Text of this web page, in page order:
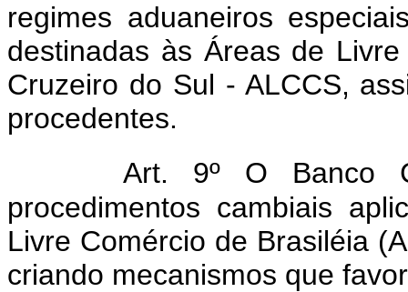
regimes aduaneiros
destinadas às Áreas de
Cruzeiro do Sul - ALCCS,
procedentes.
Art. 9º O Banco
procedimentos cambiais
Livre Comércio de Brasiléia
criando mecanismos que